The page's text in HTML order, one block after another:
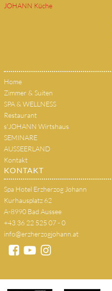
JOHANN Küche
Home
Zimmer & Suiten
SPA & WELLNESS
Restaurant
s'JOHANN Wirtshaus
SEMINARE
AUSSEERLAND
Kontakt
KONTAKT
Spa Hotel Erzherzog Johann
Kurhausplatz 62
A-8990 Bad Aussee
+43 36 22 525 07 - 0
info@erzherzogjohann.at